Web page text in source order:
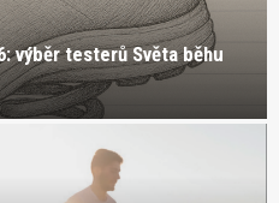
výběr testerů Světa běhu